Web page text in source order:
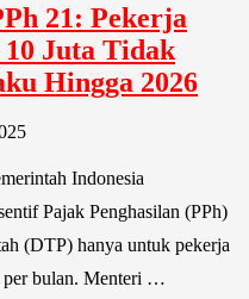
21: Pekerja
Juta Tidak
Hingga 2026
Indonesia
Pajak Penghasilan (PPh)
(DTP) hanya untuk pekerja
per bulan. Menteri …